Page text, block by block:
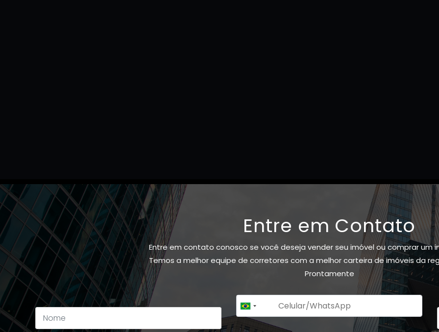
Entre em Contato
Entre em contato conosco se você deseja vender seu imóvel ou comprar um
Temos a melhor equipe de corretores com a melhor carteira de imóveis da
Prontamente
Brazil
+55